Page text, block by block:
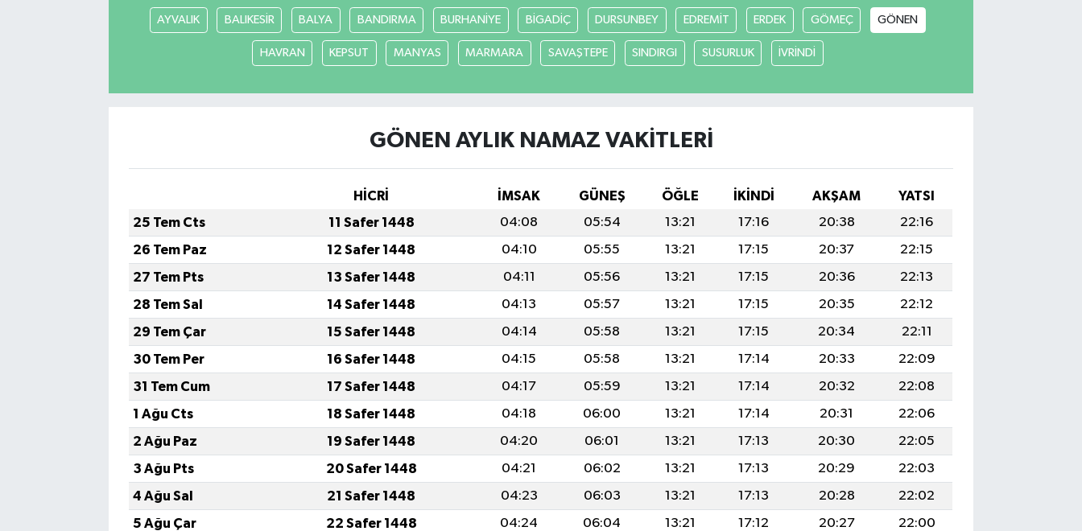
AYVALIK BALIKESİR BALYA BANDIRMA BURHANİYE BİGADİÇ DURSUNBEY EDREMİT ERDEK GÖMEÇ GÖNEN
HAVRAN KEPSUT MANYAS MARMARA SAVAŞTEPE SINDIRGI SUSURLUK İVRİNDİ
GÖNEN AYLIK NAMAZ VAKITLERI
HİCRİ İMSAK GÜNEŞ ÖĞLE İKINDI AKŞAM
YATSI
25 Tem Cts
11 Safer 1448 04:08 05:54 13:21 17:16 20:38
22:16
26 Tem Paz
12 Safer 1448 04:10 05:55 13:21 17:15 20:37
22:15
27 Tem Pts
13 Safer 1448 04:11 05:56 13:21 17:15 20:36
22:13
28 Tem Sal
14 Safer 1448 04:13 05:57 13:21 17:15 20:35
22:12
29 Tem Çar
15 Safer 1448 04:14 05:58 13:21 17:15 20:34
22:11
30 Tem Per
16 Safer 1448 04:15 05:58 13:21 17:14 20:33
22:09
31 Tem Cum
17 Safer 1448 04:17 05:59 13:21 17:14 20:32
22:08
1 Ağu Cts
18 Safer 1448 04:18 06:00 13:21 17:14 20:31
22:06
2 Ağu Paz
19 Safer 1448 04:20 06:01 13:21 17:13 20:30
22:05
3 Ağu Pts
20 Safer 1448 04:21 06:02 13:21 17:13 20:29
22:03
4 Ağu Sal
21 Safer 1448 04:23 06:03 13:21 17:13 20:28
22:02
5 Ağu Çar
22 Safer 1448 04:24 06:04 13:21 17:12 20:27
22:00